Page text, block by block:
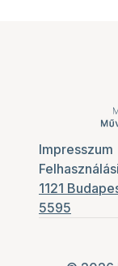
Impresszum
1121
5595